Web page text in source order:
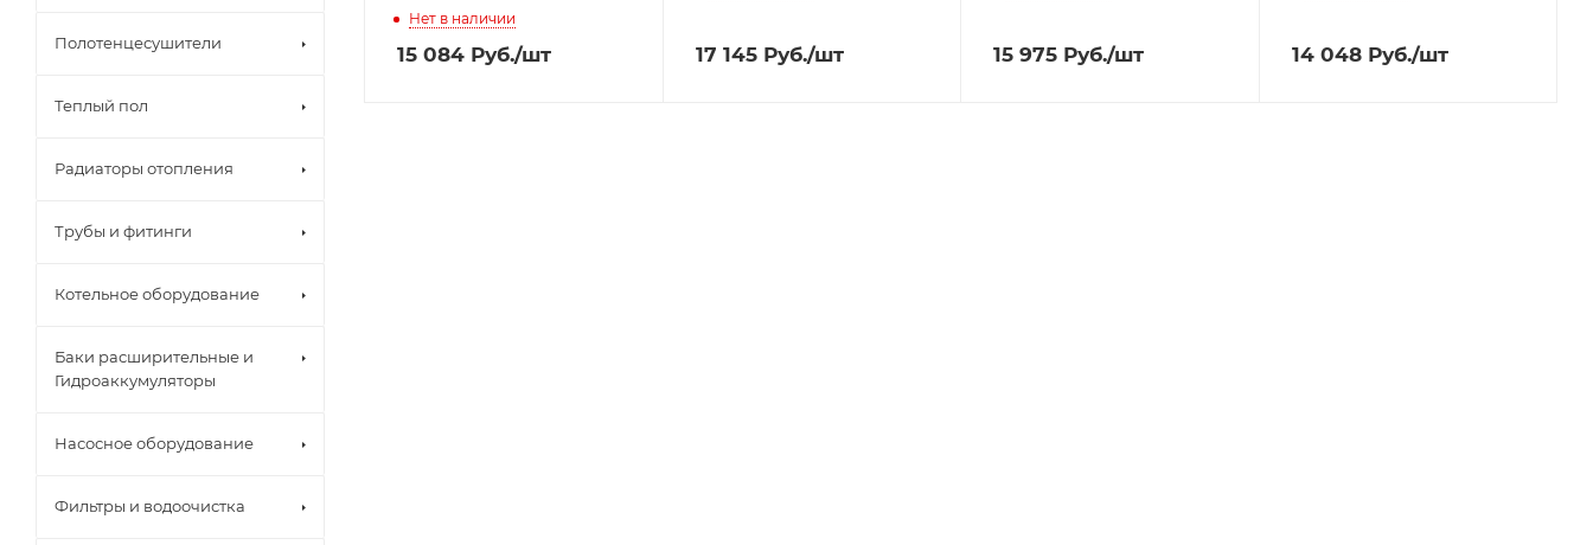
Нет в наличии
15 084 Руб./шт 17 145Руб./шт 15 975 Руб./шт 14 048Руб./шт
Полотенцесушители
Теплый пол
Радиаторы отопления
Трубы и фитинги
Котельное оборудование
Баки расширительные и
Гидроаккумуляторы
Насосное оборудование
Фильтры и водоочистка